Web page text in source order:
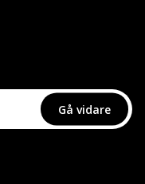
Gå vidare